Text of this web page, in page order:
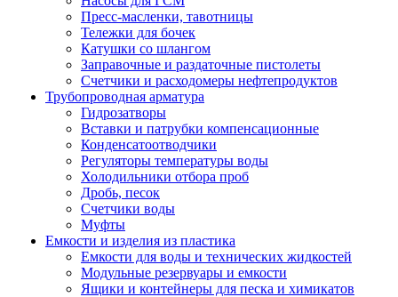
Пресс-масленки, тавотницы
Тележки для бочек
Катушки со шлангом
Заправочные и раздаточные пистолеты
Счетчики и расходомеры нефтепродуктов
Трубопроводная арматура
Гидрозатворы
Вставки и патрубки компенсационные
Конденсатоотводчики
Регуляторы температуры воды
Холодильники отбора проб
Дробь, песок
Счетчики воды
Муфты
Емкости и изделия из пластика
Емкости для воды и технических жидкостей
Модульные резервуары и емкости
Ящики и контейнеры для песка и химикатов